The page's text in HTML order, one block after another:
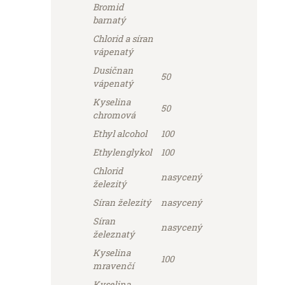
Bromid
barnatý
Chlorid a síran
vápenatý
Dusičnan
vápenatý
50
Kyselina
chromová
50
Ethyl alcohol
100
Ethylenglykol
100
Chlorid
železitý
nasycený
Síran železitý
nasycený
Síran
železnatý
nasycený
Kyselina
mravenčí
100